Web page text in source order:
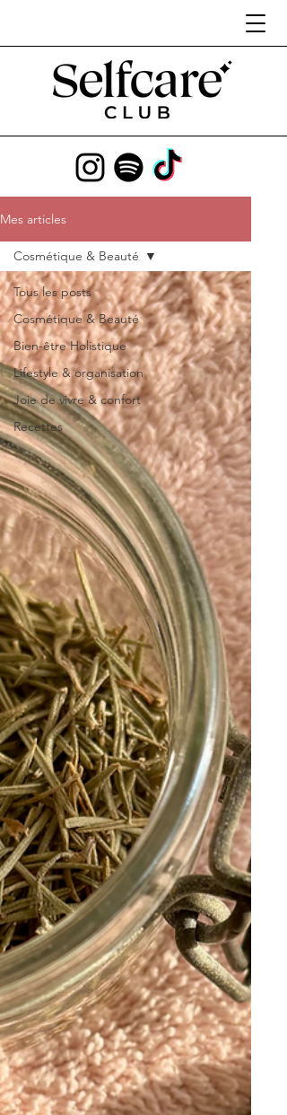
Mes articles
Tous les posts
Cosmétique & Beauté
Bien-être Holistique
Lifestyle & organisation
Joie de vivre & confort
Recettes
Cosmétique & Beauté